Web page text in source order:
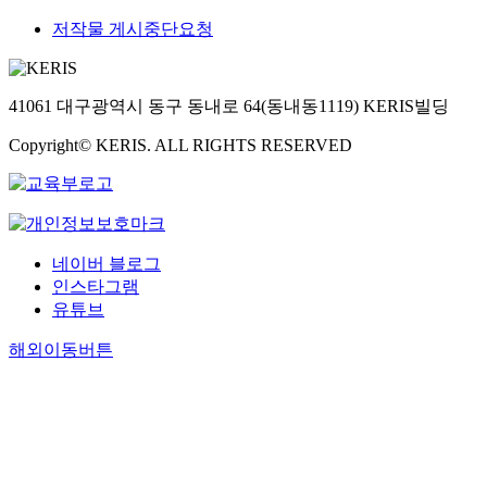
저작물 게시중단요청
41061 대구광역시 동구 동내로 64(동내동1119) KERIS빌딩
Copyright© KERIS. ALL RIGHTS RESERVED
네이버 블로그
인스타그램
유튜브
해외이동버튼